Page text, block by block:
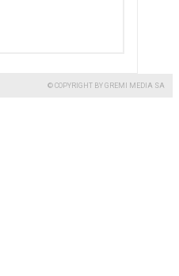
© COPYRIGHT BY GREMI MEDIA SA